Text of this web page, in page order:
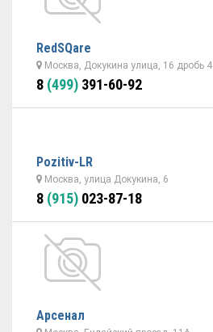
RedSQare
Москва, Докукина улица, 16 дробь 4
8 (499) 391-60-92
Pozitiv-LR
Москва, улица Докукина, 6
8 (915) 023-87-18
Арсенал